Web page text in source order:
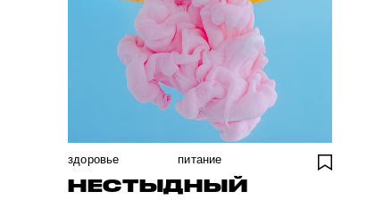
здоровье питание
НЕСТЫДНЫЙ